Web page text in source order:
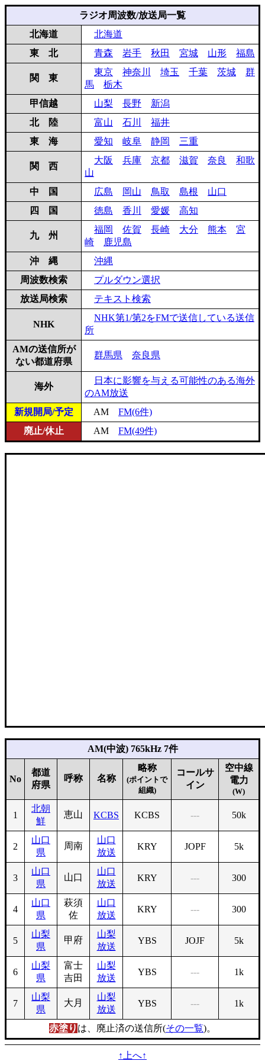
ラジオ周波数/放送局一覧
北海道
北海道
東 北
青森 岩手 秋田 宮城 山形 福島
関 東
東京 神奈川 埼玉 千葉 茨城
群
馬
栃木
甲信越
山梨 長野
新潟
北 陸
富山 石川
福井
東 海
愛知 岐阜 静岡 三重
関 西
大阪 兵庫 京都 滋賀 奈良
和歌
山
中 国
広島 岡山 鳥取 島根
山口
四 国
徳島 香川 愛媛 高知
九 州
福岡 佐賀 長崎 大分 熊本
宮
崎
鹿児島
沖 縄
沖縄
周波数検索
プルダウン選択
放送局検索
テキスト検索
NHK
NHK第1/第2をFMで送信している送信
所
AMの送信所が
ない都道府県
群馬県 奈良県
海外
日本に影響を与える可能性のある海外
のAM放送
新規開局/予定
AM FM(6件)
廃止/休止
AM FM(49件)
AM(中波) 765kHz 7件
No
都道
府県
呼称 名称
略称
(ポイントで
組織)
コールサ
イン
空中線
電力
(W)
1
北朝
鮮
恵山 KCBS KCBS --- 50k
2
山口
県
周南
山口
放送
KRY JOPF 5k
3
山口
県
山口
山口
放送
KRY --- 300
4
山口
県
萩須
佐
山口
放送
KRY --- 300
5
山梨
県
甲府
山梨
放送
YBS JOJF 5k
6
山梨
県
富士
吉田
山梨
放送
YBS --- 1k
7
山梨
県
大月
山梨
放送
YBS --- 1k
赤塗り は、廃止済の送信所(その一覧)。
↑上へ↑